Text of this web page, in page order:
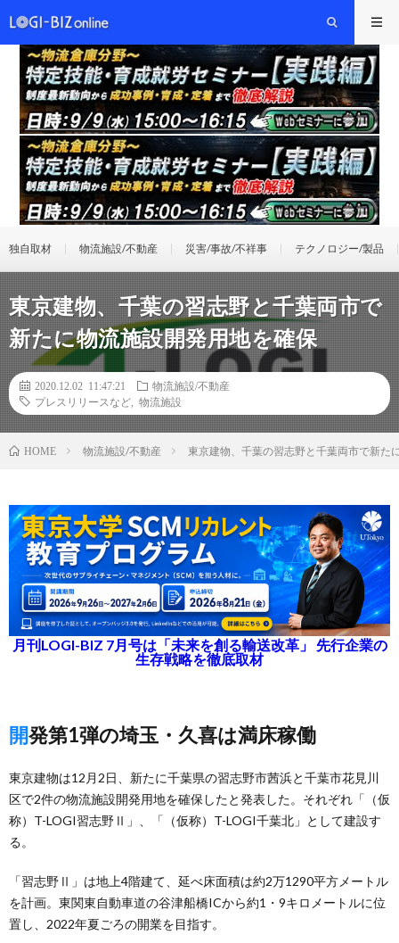
独自取材 物流施設/不動産 災害/事故/不祥事 テクノロジー/製品
東京建物、千葉の習志野と千葉両市で
新たに物流施設開発用地を確保
2020.12.02 11:47:21
物流施設/不動産
プレスリリースなど
物流施設
HOME 物流施設/不動産 東京建物、千葉の習志野と千葉両市で新た
月刊LOGI-BIZ 7月号は「未来を創る輸送改革」 先行企業の
生存戦略を徹底取材
開発第1弾の埼玉・久喜は満床稼働
東京建物は12月2日、新たに千葉県の習志野市茜浜と千葉市花見川
区で2件の物流施設開発用地を確保したと発表した。それぞれ「（仮
称）T-LOGI習志野Ⅱ」、「（仮称）T-LOGI千葉北」として建設す
る。
「習志野Ⅱ」は地上4階建て、延べ床面積は約2万1290平方メートル
を計画。東関東自動車道の谷津船橋ICから約1・9キロメートルに位
置し、2022年夏ごろの開業を目指す。